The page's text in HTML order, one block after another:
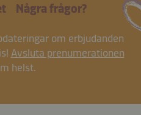
Några frågor?
om erbjudanden
Avsluta prenumerationen
helst.